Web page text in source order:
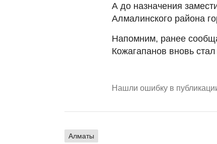
А до назначения
Алмалинского района
Напомним, ранее
Кожагапанов вновь
Нашли ошибку в
Алматы